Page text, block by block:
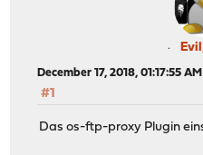
December 17, 2018, 01:17:55 AM
#1
Das os-ftp-proxy Plugin